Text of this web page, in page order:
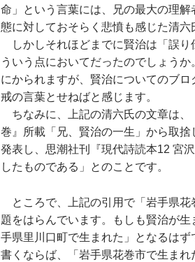
命」という言葉には、兄の最大の理
態に対しておそらく悲憤も感じた清六
しかしそれほどまでに賢治は「誤り
ういう点においてだったのでしょう
にかられますが、賢治についてのブ
戒の言葉とせねばと感じます。
ちなみに、上記の清六氏の文章は、
巻』所載「兄、賢治の一生」から取
発表し、思潮社刊『現代詩読本12 宮
したものである」とのことです。
ところで、上記の引用で「岩手県花
題をはらんでいます。もしも賢治が
手県里川口町で生まれた」となるは
書くならば、「岩手県花巻市で生ま